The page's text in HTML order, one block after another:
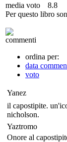
media voto
8.8
Per questo libro
commenti
ordina per:
data
voto
Yanez
il capostipite.
nicholson.
Yaztromo
Onore al